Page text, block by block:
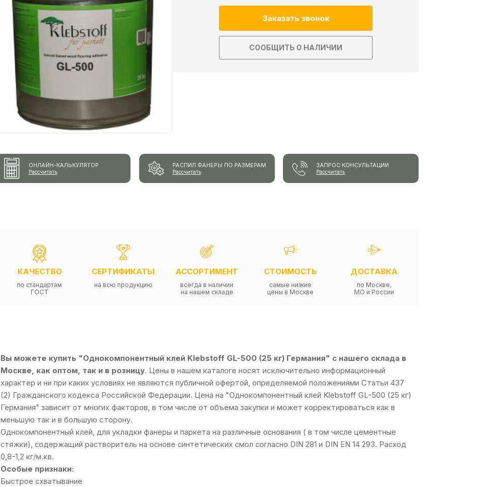
Заказать звонок
СООБЩИТЬ О НАЛИЧИИ
ОНЛАЙН-КАЛЬКУЛЯТОР
Рассчитать
РАСПИЛ ФАНЕРЫ ПО РАЗМЕРАМ
Рассчитать
ЗАПРОС КОНСУЛЬТАЦИИ
Рассчитать
КАЧЕСТВО
по стандартам
ГОСТ
СЕРТИФИКАТЫ
на всю продукцию
АССОРТИМЕНТ
всегда в наличии
на нашем складе
СТОИМОСТЬ
самые низкие
цены в Москве
ДОСТАВКА
по Москве,
МО и России
Вы можете купить "Однокомпонентный клей Klebstoff GL-500 (25 кг) Германия" с нашего склада в
Москве, как оптом, так и в розницу. Цены в нашем каталоге носят исключительно информационный
характер и ни при каких условиях не являются публичной офертой, определяемой положениями Статьи 437
(2) Гражданского кодекса Российской Федерации. Цена на "Однокомпонентный клей Klebstoff GL-500 (25 кг)
Германия" зависит от многих факторов, в том числе от объема закупки и может корректироваться как в
меньшую так и в большую сторону.
Однокомпонентный клей, для укладки фанеры и паркета на различные основания ( в том числе цементные
стяжки), содержащий растворитель на основе синтетических смол согласно DIN 281 и DIN EN 14 293. Расход
0,8-1,2 кг/м.кв.
Особые признаки:
Быстрое схватывание